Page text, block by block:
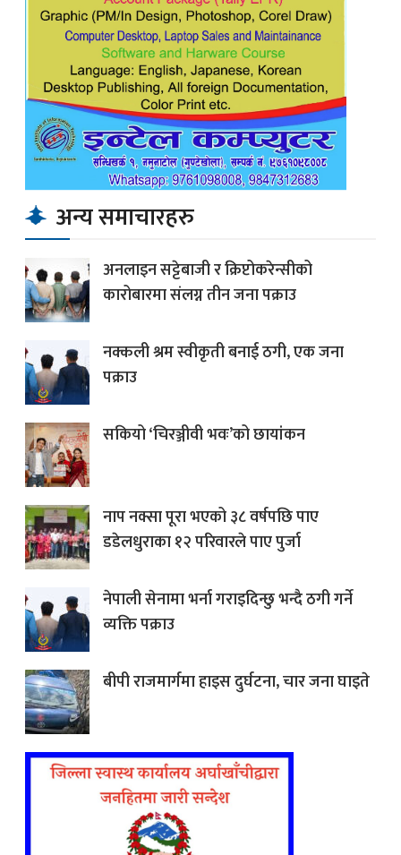
अन्य समाचारहरु
अनलाइन सट्टेबाजी र क्रिप्टोकरेन्सीको
कारोबारमा संलग्न तीन जना पक्राउ
नक्कली श्रम स्वीकृती बनाई ठगी, एक जना
पक्राउ
सकियो ‘चिरञ्जीवी भवः’को छायांकन
नाप नक्सा पूरा भएको ३८ वर्षपछि पाए
डडेलधुराका १२ परिवारले पाए पुर्जा
नेपाली सेनामा भर्ना गराइदिन्छु भन्दै ठगी गर्ने
व्यक्ति पक्राउ
बीपी राजमार्गमा हाइस दुर्घटना, चार जना घाइते